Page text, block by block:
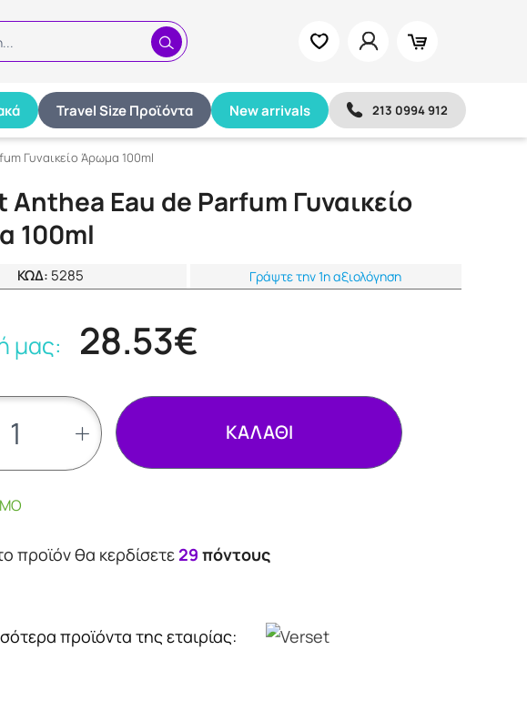
Travel Size Προϊόντα New arrivals 213 0994 912
Γυναικείο Άρωμα 100ml
Anthea Eau de Parfum Γυναικείο
100ml
ΚΩΔ: 5285 Γράψτε την 1η αξιολόγηση
μας: 28.53€
ΚΑΛΑΘΙ
προϊόν θα κερδίσετε 29 πόντους
προϊόντα της εταιρίας: